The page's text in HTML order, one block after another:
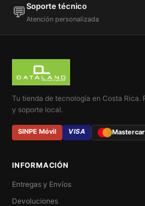
💬Soporte técnico
Atención personalizada
Tu tienda de tecnología en Costa Rica.
y soporte local.
SINPE Móvil VISA
INFORMACIÓN
Entregas y Envíos
Devoluciones